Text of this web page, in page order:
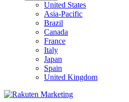
United States
Asia-Pacific
Brazil
Canada
France
Italy
Japan
Spain
United Kingdom